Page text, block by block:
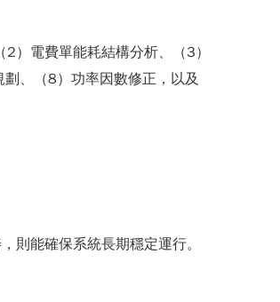
）電費單能耗結構分析、（3）
、（8）功率因數修正，以及
則能確保系統長期穩定運行。